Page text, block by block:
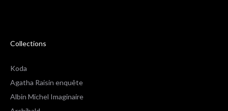
Collections
Koda
Agatha Raisin enquête
Albin Michel Imaginaire